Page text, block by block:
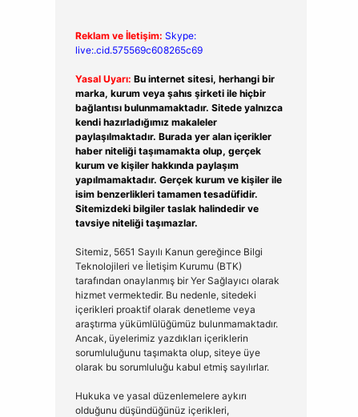
Reklam ve İletişim: Skype:
live:.cid.575569c608265c69
Yasal Uyarı: Bu internet sitesi, herhangi bir
marka, kurum veya şahıs şirketi ile hiçbir
bağlantısı bulunmamaktadır. Sitede yalnızca
kendi hazırladığımız makaleler
paylaşılmaktadır. Burada yer alan içerikler
haber niteliği taşımamakta olup, gerçek
kurum ve kişiler hakkında paylaşım
yapılmamaktadır. Gerçek kurum ve kişiler ile
isim benzerlikleri tamamen tesadüfidir.
Sitemizdeki bilgiler taslak halindedir ve
tavsiye niteliği taşımazlar.
Sitemiz, 5651 Sayılı Kanun gereğince Bilgi
Teknolojileri ve İletişim Kurumu (BTK)
tarafından onaylanmış bir Yer Sağlayıcı olarak
hizmet vermektedir. Bu nedenle, sitedeki
içerikleri proaktif olarak denetleme veya
araştırma yükümlülüğümüz bulunmamaktadır.
Ancak, üyelerimiz yazdıkları içeriklerin
sorumluluğunu taşımakta olup, siteye üye
olarak bu sorumluluğu kabul etmiş sayılırlar.
Hukuka ve yasal düzenlemelere aykırı
olduğunu düşündüğünüz içerikleri,